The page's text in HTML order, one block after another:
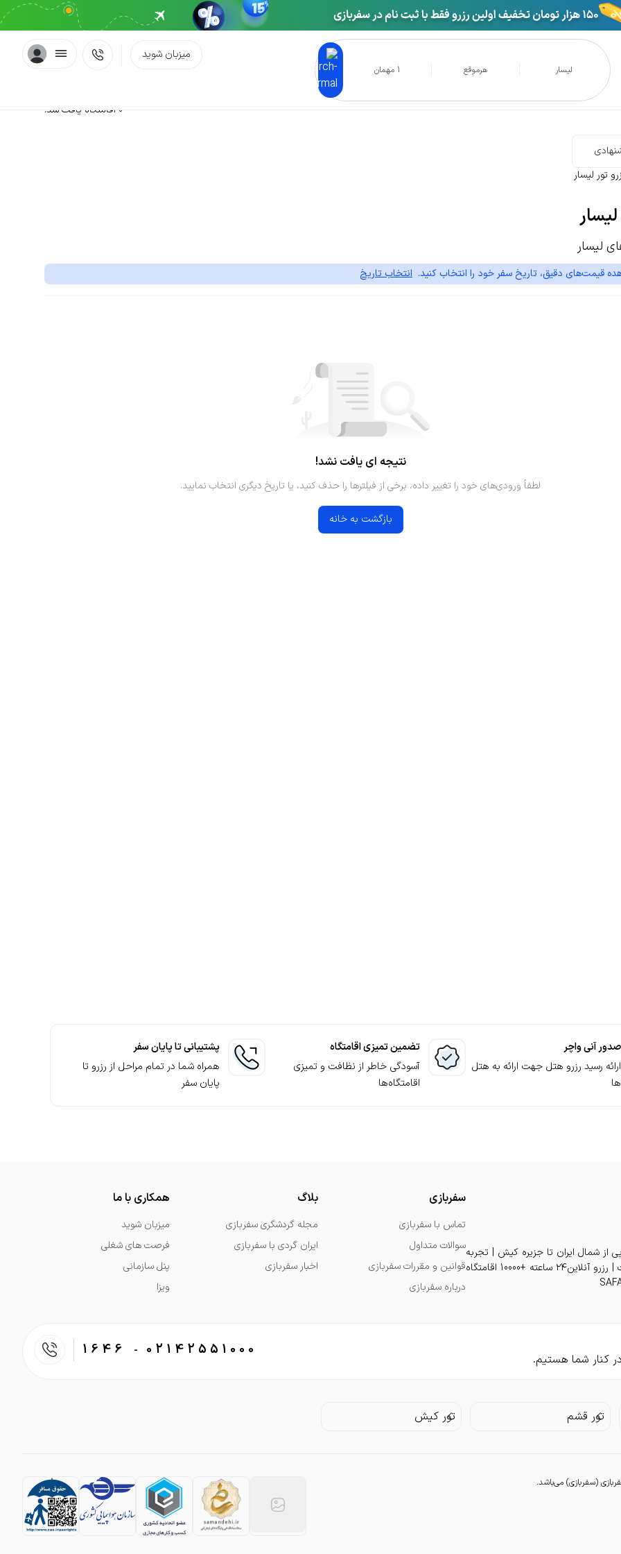
میزبان شوید
لیسار هرموقع 1 مهمان
0 اقامتگاه یافت شد.
تور لیسار
لیسار
قیمت‌های دقیق، تاریخ سفر خود را انتخاب کنید. انتخاب تاریخ
نتیجه ای یافت نشد!
لطفاً ورودی‌های خود را تغییر داده، برخی از فیلترها را حذف کنید، یا تاریخ دیگری انتخاب نمایید.
بازگشت به خانه
صدور آنی واچر
ارائه رسید رزرو هتل جهت ارائه به هتل
ها
تضمین تمیزی اقامتگاه
آسودگی خاطر از نظافت و تمیزی
اقامتگاه‌ها
پشتیبانی تا پایان سفر
همراه شما در تمام مراحل از رزرو تا
پایان سفر
از شمال ایران تا جزیره کیش | تجربه
اقامت دلنشین در بهترین هتل و ویلا و آپارتمان و سوئیت با بهترین قیمت | رزرو آنلاین۲۴ ساعته +10000 اقامتگاه
سفربازی
تماس با سفربازی
سوالات متداول
قوانین و مقررات سفربازی
درباره سفربازی
بلاگ
مجله گردشگری سفربازی
ایران گردی با سفربازی
اخبار سفربازی
همکاری با ما
میزبان شوید
فرصت های شغلی
پنل سازمانی
ویزا
02142551000
-
1646
تور قشم تور کیش
(سفربازی) می‌باشد.